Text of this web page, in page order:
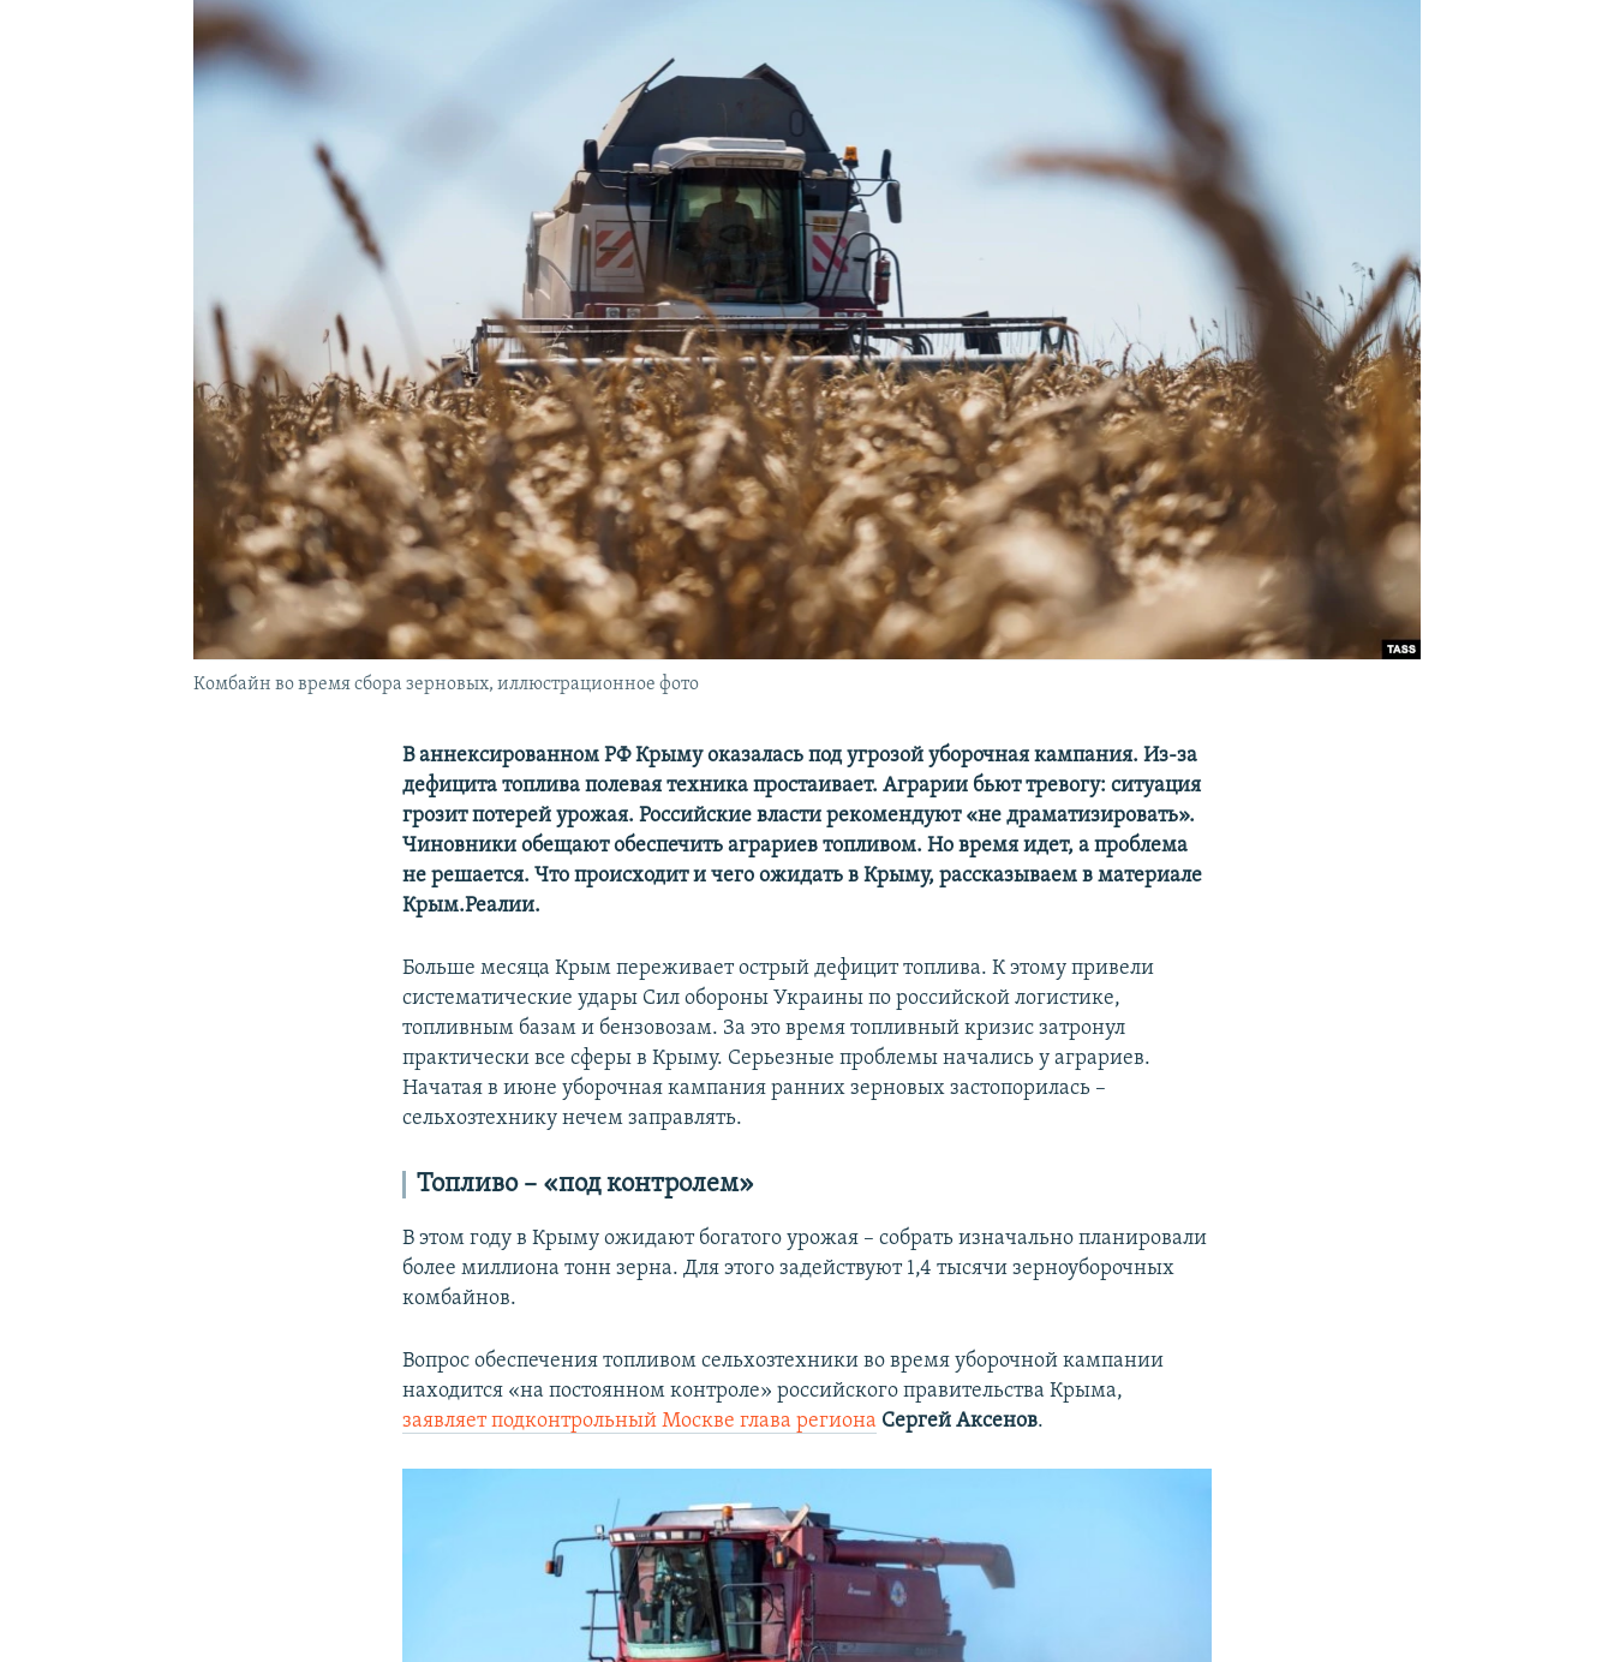
КРЫМ.НЕПОКОРЕННЫЙ
Комбайн во время сбора зерновых, иллюстрационное фото
В аннексированном РФ Крыму оказалась под угрозой уборочная кампания. Из-за
дефицита топлива полевая техника простаивает. Аграрии бьют тревогу: ситуация
грозит потерей урожая. Российские власти рекомендуют «не драматизировать».
Чиновники обещают обеспечить аграриев топливом. Но время идет, а проблема
не решается. Что происходит и чего ожидать в Крыму, рассказываем в материале
Крым.Реалии.
Больше месяца Крым переживает острый дефицит топлива. К этому привели
систематические удары Сил обороны Украины по российской логистике,
топливным базам и бензовозам. За это время топливный кризис затронул
практически все сферы в Крыму. Серьезные проблемы начались у аграриев.
Начатая в июне уборочная кампания ранних зерновых застопорилась –
сельхозтехнику нечем заправлять.
Топливо – «под контролем»
В этом году в Крыму ожидают богатого урожая – собрать изначально планировали
более миллиона тонн зерна. Для этого задействуют 1,4 тысячи зерноуборочных
комбайнов.
Вопрос обеспечения топливом сельхозтехники во время уборочной кампании
находится «на постоянном контроле» российского правительства Крыма,
заявляет подконтрольный Москве глава региона Сергей Аксенов.